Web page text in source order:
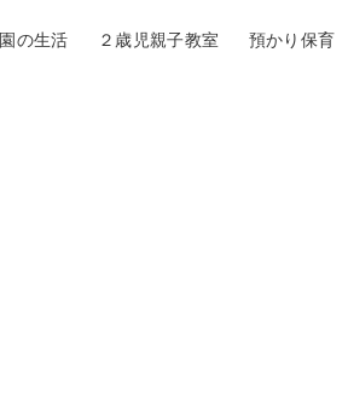
の生活 ２歳児親子教室 預かり保育